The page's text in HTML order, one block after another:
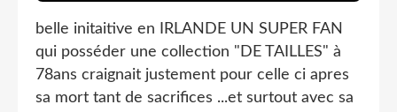
belle initaitive en IRLANDE UN SUPER FAN
qui posséder une collection "DE TAILLES" à
78ans craignait justement pour celle ci apres
sa mort tant de sacrifices ...et surtout avec sa